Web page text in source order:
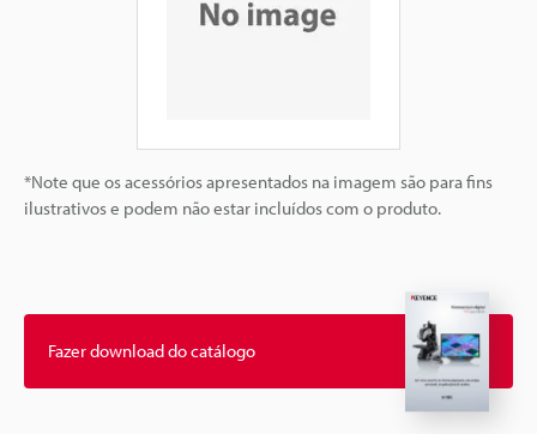
*Note que os acessórios apresentados na imagem são para fins
ilustrativos e podem não estar incluídos com o produto.
Fazer download do catálogo